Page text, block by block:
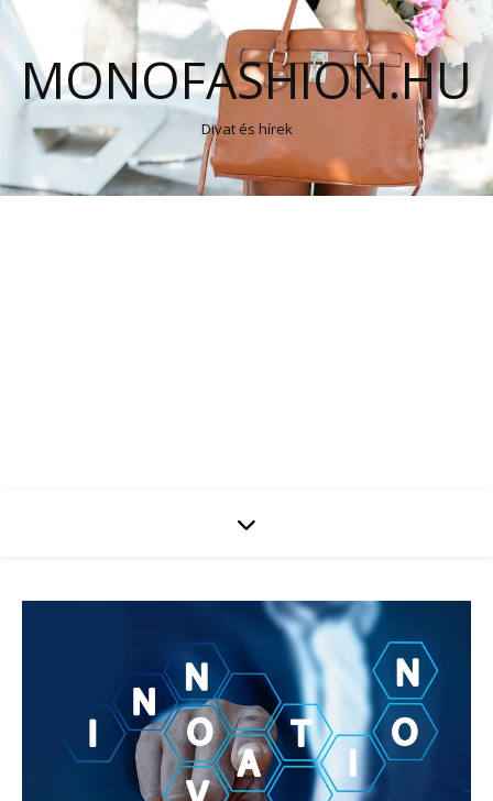
MONOFASHION.HU
Divat és hírek